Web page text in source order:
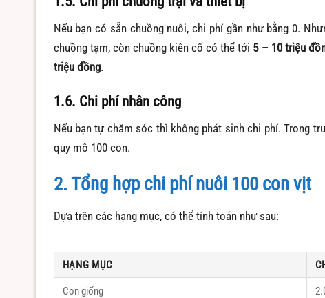
Nếu bạn có sẵn chuồng nuôi, chi phí gần như bằng 0.
chuồng tạm, còn chuồng kiên cố có thể tới 5 – 10 triệu
triệu đồng.
1.6. Chi phí nhân công
Nếu bạn tự chăm sóc thì không phát sinh chi phí. Trong
quy mô 100 con.
2. Tổng hợp chi phí nuôi 100 con vịt
Dựa trên các hạng mục, có thể tính toán như sau:
HẠNG MỤC
Con giống